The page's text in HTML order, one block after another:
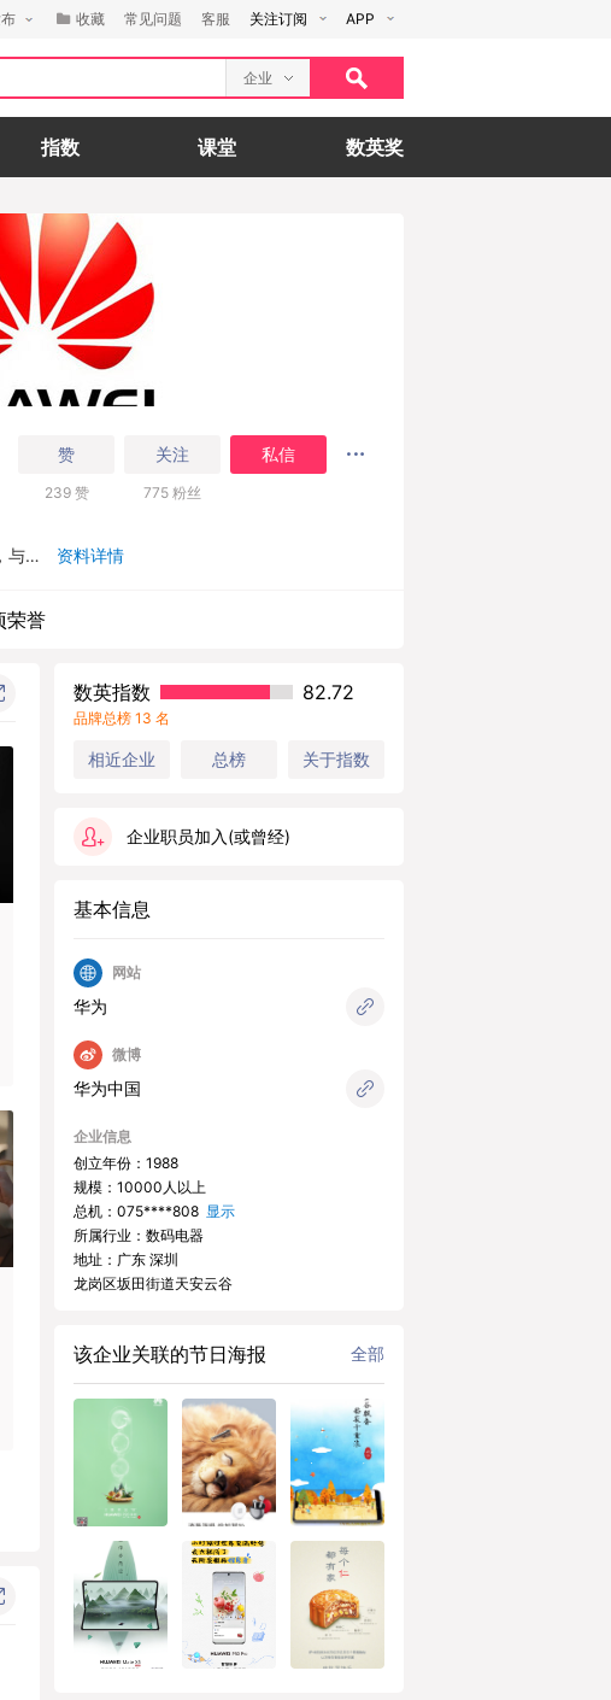
收藏 常见问题 客服 关注订阅 APP
企业
指数 课堂 数英奖
赞 关注 私信
239赞 775 粉丝
与合
，持
资料详情
荣誉
数英指数 82.72
品牌总榜 13 名
相近企业 总榜 关于指数
企业职员加入(或曾经)
基本信息
网站
华为
微博
华为中国
企业信息
创立年份：1988
规模：10000人以上
总机： 075****808 显示
所属行业：数码电器
地址：广东 深圳
龙岗区坂田街道天安云谷
该企业关联的节日海报 全部